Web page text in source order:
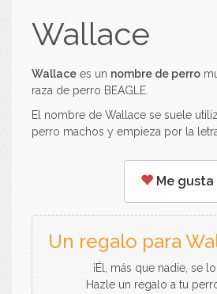
Wallace
Wallace es un nombre de perro
raza de perro BEAGLE.
El nombre de Wallace se suele
perro machos y empieza por la
Me gusta
Un regalo para
¡Él, más que nadie, se
Hazle un regalo a tu